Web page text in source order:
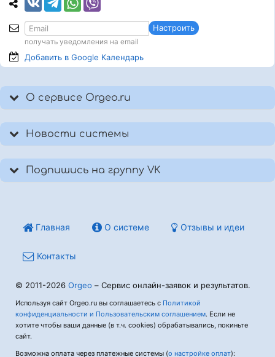
Настроить
получать уведомления на email
Добавить в Google Календарь
О сервисе Orgeo.ru
Новости системы
Подпишись на группу VK
Главная О системе Отзывы и идеи
Контакты
© 2011-2026 Orgeo – Сервис онлайн-заявок и результатов.
Используя сайт Orgeo.ru вы соглашаетесь с Политикой
конфиденциальности и Пользовательским соглашением. Если не
хотите чтобы ваши данные (в т.ч. cookies) обрабатывались, покиньте
сайт.
Возможна оплата через платежные системы (о настройке оплат):